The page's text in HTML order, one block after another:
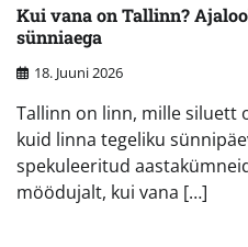
Kui vana on Tallinn?
sünniaega
18. Juuni 2026
Tallinn on linn, mille siluett
kuid linna tegeliku
spekuleeritud
möödujalt, kui vana […]